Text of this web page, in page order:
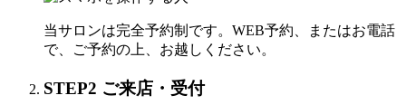
当サロンは完全予約制です。WEB予約、またはお電話
で、ご予約の上、お越しください。
STEP2 ご来店・受付